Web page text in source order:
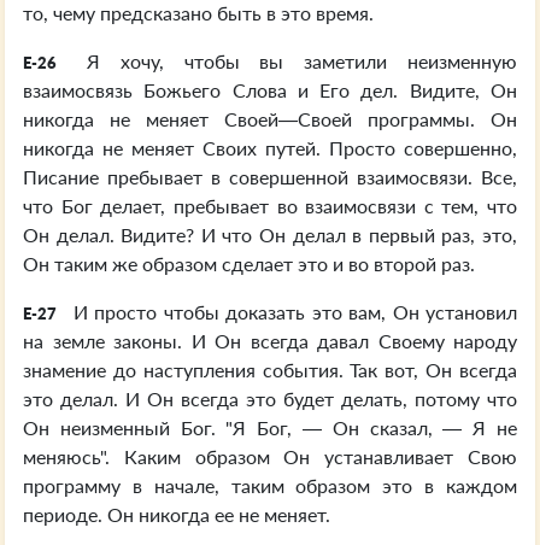
то, чему предсказано быть в это время.
E-26
Я хочу, чтобы вы заметили неизменную
взаимосвязь Божьего Слова и Его дел. Видите, Он
никогда не меняет Своей—Своей программы. Он
никогда не меняет Своих путей. Просто совершенно,
Писание пребывает в совершенной взаимосвязи. Все,
что Бог делает, пребывает во взаимосвязи с тем, что
Он делал. Видите? И что Он делал в первый раз, это,
Он таким же образом сделает это и во второй раз.
E-27
И просто чтобы доказать это вам, Он установил
на земле законы. И Он всегда давал Своему народу
знамение до наступления события. Так вот, Он всегда
это делал. И Он всегда это будет делать, потому что
Он неизменный Бог. "Я Бог, — Он сказал, — Я не
меняюсь". Каким образом Он устанавливает Свою
программу в начале, таким образом это в каждом
периоде. Он никогда ее не меняет.